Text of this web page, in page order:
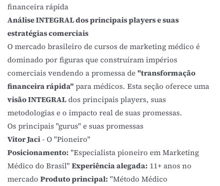
financeira rápida
Análise INTEGRAL dos principais players e suas
estratégias comerciais
O mercado brasileiro de cursos de marketing médico é
dominado por figuras que construíram impérios
comerciais vendendo a promessa de"transformação
financeira rápida"para médicos. Esta seção oferece uma
visão INTEGRALdos principais players, suas
metodologias e o impacto real de suas promessas.
Os principais "gurus" e suas promessas
Vitor Jaci- O "Pioneiro"
Posicionamento: "Especialista pioneiro em Marketing
Médico do Brasil" Experiência alegada: 11+ anos no
mercado Produto principal: "Método Médico